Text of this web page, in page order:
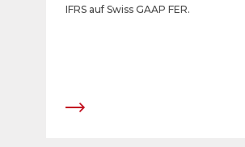
IFRS auf Swiss GAAP FER.